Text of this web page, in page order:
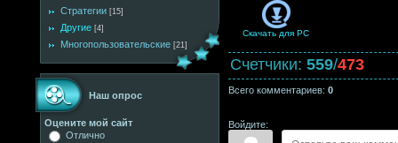
Стратегии [15]
Другие [4]
Многопользовательские [21]
Наш опрос
Оцените мой сайт
Отлично
Скачать для PC
Счетчики: 559/473
Всего комментариев: 0
Войдите: